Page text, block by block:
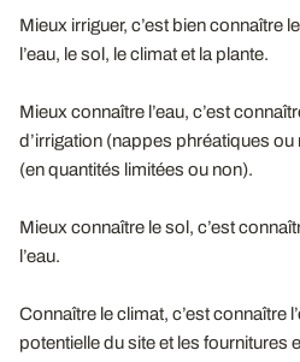
Mieux irriguer, c’est bien connaître
l’eau, le sol, le climat et la plante.
Mieux connaître l’eau, c’est
d’irrigation (nappes phréatiques
(en quantités limitées ou non).
Mieux connaître le sol, c’est
l’eau.
Connaître le climat, c’est connaître
potentielle du site et les fournitures